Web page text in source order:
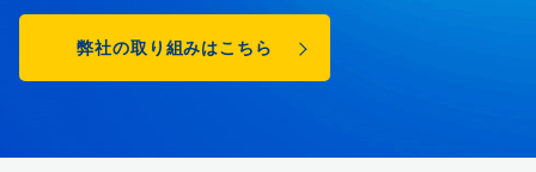
弊社の取り組みはこちら